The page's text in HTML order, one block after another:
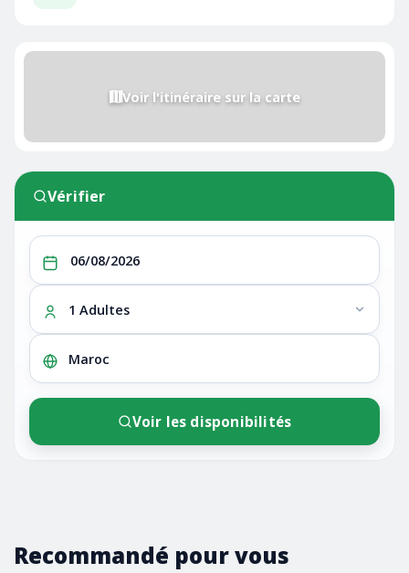
Voir l'itinéraire sur la carte
Vérifier
1 Adultes
Voir les disponibilités
Recommandé pour vous